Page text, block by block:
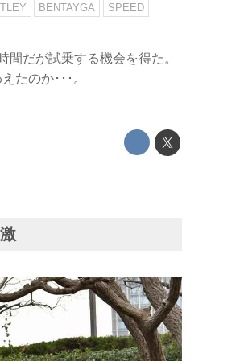
BENTAYGA SPEED
だが試乗する機会を得た。
たのか･･･。